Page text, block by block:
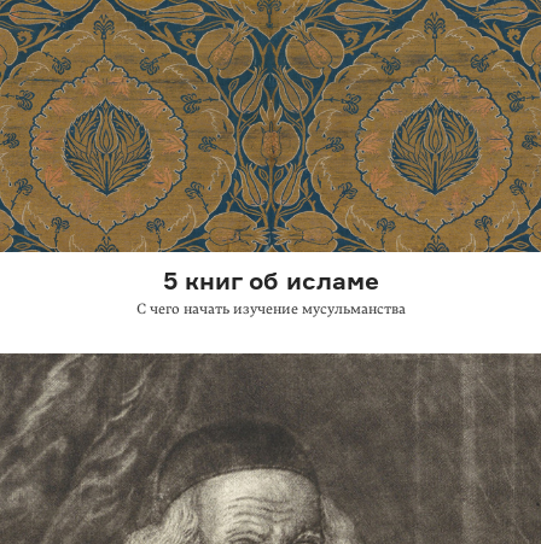
5 книг об исламе
С чего начать изучение мусульманства